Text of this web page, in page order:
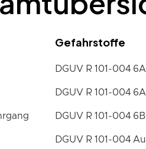
Gefahrstoffe
DGUV R 101-004
DGUV R 101-004
DGUV R 101-004
DGUV R 101-004